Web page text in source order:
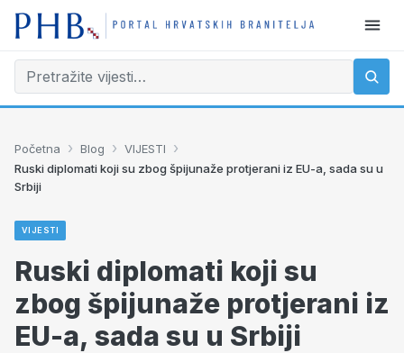
Početna › Blog › VIJESTI ›
Ruski diplomati koji su zbog špijunaže protjerani iz EU-a, sada su u
Srbiji
VIJESTI
Ruski diplomati koji su
zbog špijunaže protjerani iz
EU-a, sada su u Srbiji